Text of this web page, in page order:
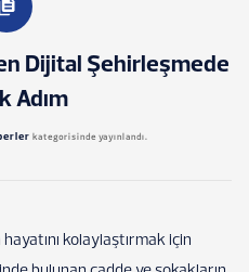
Dijital Şehirleşmede
Adım
kategorisinde yayınlandı.
kolaylaştırmak için